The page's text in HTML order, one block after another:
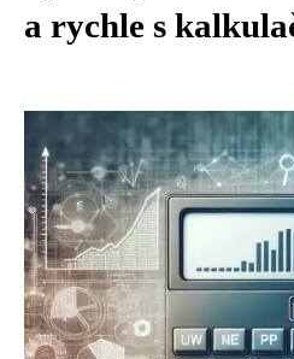
a rychle s